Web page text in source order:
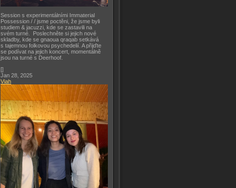
Session s experimentálními Immaterial
Possession / / jsme poctěni, že jsme byli
studiem & jacuzzi, kde se zastavili na
svém turné. Poslechněte si jejich nové
skladby, kde se gnaoua qraqab setkává
s tajemnou folkovou psychedelií. A přijďte
se podívat na jejich koncert, momentálně
jsou na turné s Deerhoof.
[]
Jan 28, 2025
Viah